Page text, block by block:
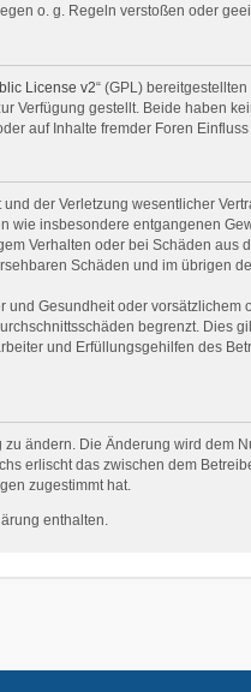
o. g. Regeln verstoßen oder
License v2“ (GPL)
Verfügung gestellt. Beide haben
auf Inhalte fremder Foren Einfluss
der Verletzung wesentlicher
wie insbesondere entgangenen
Verhalten oder bei Schäden
Schäden und im übrigen
Gesundheit oder
begrenzt. Dies
und Erfüllungsgehilfen des
ändern. Die Änderung wird dem
erlischt das zwischen dem
zugestimmt hat.
enthalten.